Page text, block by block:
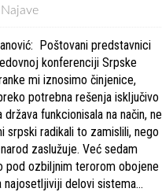
Najave
Poštovani predstavnici
konferenciji Srpske
mi iznosimo činjenice,
potrebna rešenja isključivo
država funkcionisala na način, ne
srpski radikali to zamislili, nego
zaslužuje. Već sedam
pod ozbiljnim terorom obojene
najosetljiviji delovi sistema…